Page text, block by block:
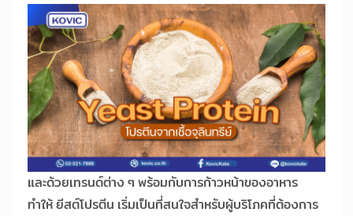
และด้วยเทรนด์ต่าง ๆ พร้อมกับการก้าวหน้าของอาหาร
ทำให้ ยีสต์โปรตีน เริ่มเป็นที่สนใจสำหรับผู้บริโภคที่ต้องการ